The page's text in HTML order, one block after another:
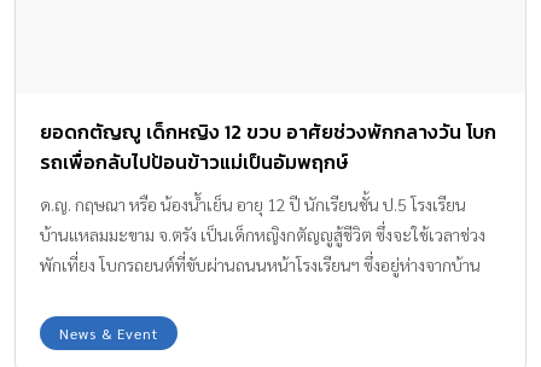
ยอดกตัญญู เด็กหญิง 12 ขวบ อาศัยช่วงพักกลางวัน โบก
รถเพื่อกลับไปป้อนข้าวแม่เป็นอัมพฤกษ์
ด.ญ. กฤษณา หรือ น้องน้ำเย็น อายุ 12 ปี นักเรียนชั้น ป.5 โรงเรียน
บ้านแหลมมะขาม จ.ตรัง เป็นเด็กหญิงกตัญญูสู้ชีวิต ซึ่งจะใช้เวลาช่วง
พักเที่ยง โบกรถยนต์ที่ขับผ่านถนนหน้าโรงเรียนฯ ซึ่งอยู่ห่างจากบ้าน
ด้วยโรคเนื้องอกในสมองและเนื้องอกใกล้ลิ้นหัวใจ ทำให้เป็นอัมพฤกษ์
ซีกขวา ไม่สามารถพูดหรือขยับร่างกายซีกขวาได้มานานกว่า 1 ปีแล้ว
News & Event